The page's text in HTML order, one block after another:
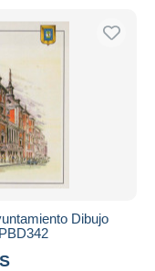
Dibujo